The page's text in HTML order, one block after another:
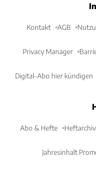
Kontakt AGB
Privacy Manager
Digital-Abo hier kündigen
Abo & Hefte
Jahresinhalt